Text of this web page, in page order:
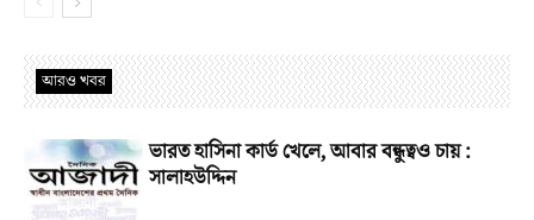
আরও খবর
ভারত হাসিনা কার্ড খেলে, আবার বন্ধুত্বও চায় :
সালাহউদ্দিন